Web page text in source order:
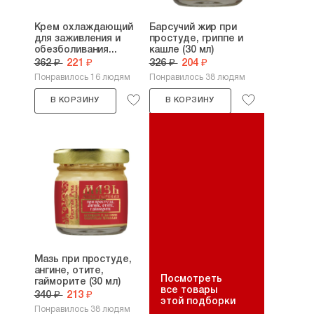
Крем охлаждающий
для заживления и
обезболивания...
362 ₽ 221 ₽
Понравилось 16 людям
В КОРЗИНУ
Барсучий жир при
простуде, гриппе и
кашле (30 мл)
326 ₽ 204 ₽
Понравилось 38 людям
В КОРЗИНУ
Мазь при простуде,
ангине, отите,
гайморите (30 мл)
340 ₽ 213 ₽
Понравилось 38 людям
Посмотреть
все товары
этой подборки